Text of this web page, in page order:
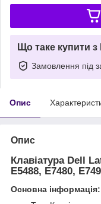
Що таке купити
Замовлення під
Опис
Опис
Клавіатура Dell
E5488, E7480,
Основна інформація: